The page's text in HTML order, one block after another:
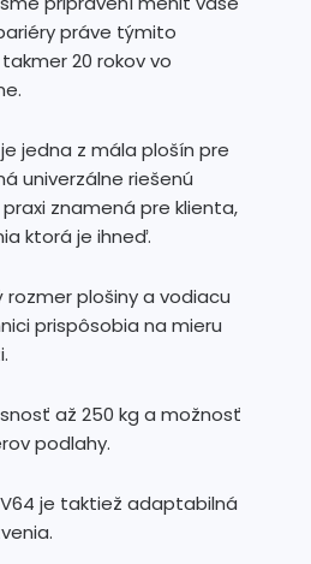
práve týmito
20 rokov vo
jedna z mála plošín pre
univerzálne riešenú
znamená pre klienta,
ktorá je ihneď.
plošiny a vodiacu
prispôsobia na mieru
až 250 kg a možnosť
podlahy.
je taktiež adaptabilná